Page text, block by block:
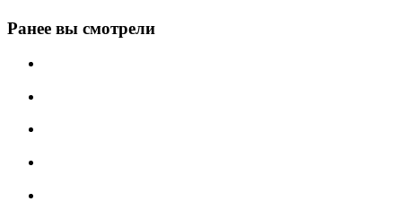
Ранее вы смотрели